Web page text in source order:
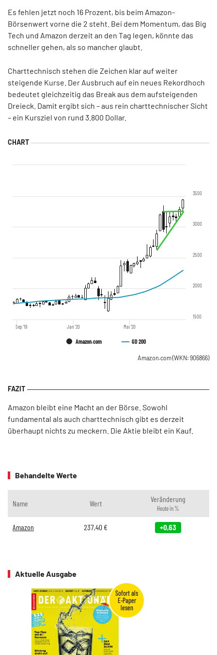
Es fehlen jetzt noch 16 Prozent, bis beim Amazon-
Börsenwert vorne die 2 steht. Bei dem Momentum, das Big
Tech und Amazon derzeit an den Tag legen, könnte das
schneller gehen, als so mancher glaubt.
Charttechnisch stehen die Zeichen klar auf weiter
steigende Kurse. Der Ausbruch auf ein neues Rekordhoch
bedeutet gleichzeitig das Break aus dem aufsteigenden
Dreieck. Damit ergibt sich – aus rein charttechnischer Sicht
– ein Kursziel von rund 3.800 Dollar.
Amazon.com GD 200
Jan '20
Sep '19 Mai '20
1500
2000
2500
3000
3500
Amazon.com(WKN: 906866)
Amazon bleibt eine Macht an der Börse. Sowohl
fundamental als auch charttechnisch gibt es derzeit
überhaupt nichts zu meckern. Die Aktie bleibt ein Kauf.
Behandelte Werte
Name Wert Veränderung
Heute in %
Amazon 237,40 € +0,63
Aktuelle Ausgabe